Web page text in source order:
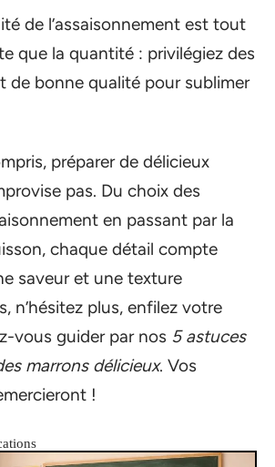
de l’assaisonnement est tout
que la quantité : privilégiez des
de bonne qualité pour sublimer
préparer de délicieux
pas. Du choix des
en passant par la
chaque détail compte
saveur et une texture
n’hésitez plus, enfilez votre
vous guider par nos 5 astuces
marrons délicieux. Vos
!